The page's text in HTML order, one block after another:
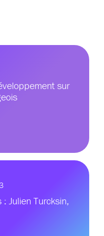
sur
Julien Turcksin,